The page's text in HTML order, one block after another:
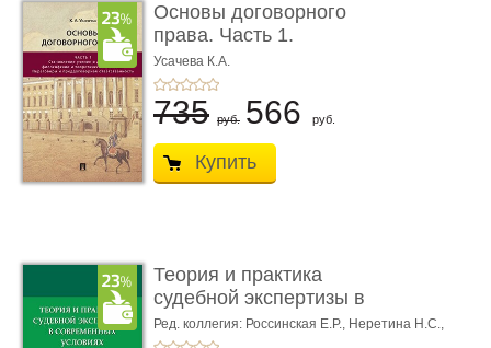
Основы договорного
права. Часть 1.
Становление ...
Усачева К.А.
735 руб. 566 руб.
Купить
Теория и практика
судебной экспертизы в
совре� ...
Ред. коллегия: Россинская Е.Р., Неретина Н.С.,
Чернявская М.С.